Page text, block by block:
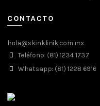
CONTACTO
hola@skinklinik.com.mx
Teléfono: (81) 1234 1737
Whatsapp: (81) 1228 6916